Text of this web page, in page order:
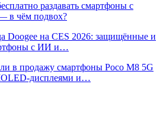
раздавать смартфоны с
в чём подвох?
Doogee на CES 2026: защищённые и
с ИИ и…
в продажу смартфоны Poco M8 5G
дисплеями и…